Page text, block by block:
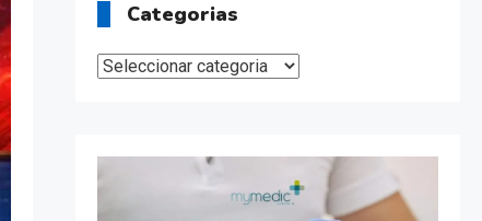
Categorias
Categorias